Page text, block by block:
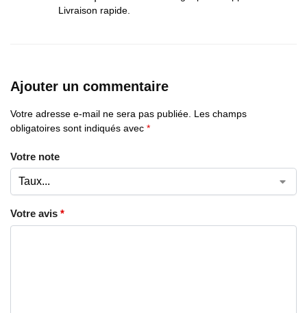
Livraison rapide.
Ajouter un commentaire
Votre adresse e-mail ne sera pas publiée. Les champs
obligatoires sont indiqués avec *
Votre note
Votre avis *